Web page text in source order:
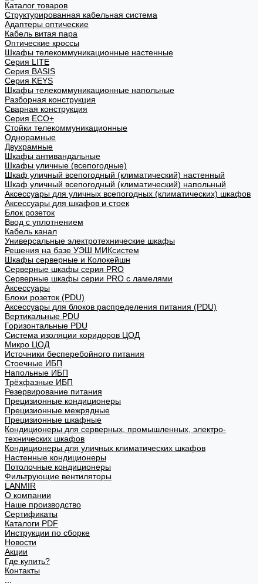
Каталог товаров
Структурированная кабельная система
Адаптеры оптические
Кабель витая пара
Оптические кроссы
Шкафы телекоммуникационные настенные
Cерия LITE
Cерия BASIS
Cерия KEYS
Шкафы телекоммуникационные напольные
Разборная конструкция
Сварная конструкция
Серия ECO+
Стойки телекоммуникационные
Однорамные
Двухрамные
Шкафы антивандальные
Шкафы уличные (всепогодные)
Шкаф уличный всепогодный (климатический) настенный
Шкаф уличный всепогодный (климатический) напольный
Аксессуары для уличных всепогодных (климатических) шкафов
Аксессуары для шкафов и стоек
Блок розеток
Ввод с уплотнением
Кабель канал
Универсальные электротехнические шкафы
Решения на базе УЭШ МИКсистем
Шкафы серверные и Колокейшн
Серверные шкафы серия PRO
Серверные шкафы серии PRO с ламелями
Аксессуары
Блоки розеток (PDU)
Аксессуары для блоков распределения питания (PDU)
Вертикальные PDU
Горизонтальные PDU
Система изоляции коридоров ЦОД
Микро ЦОД
Источники бесперебойного питания
Стоечные ИБП
Напольные ИБП
Трёхфазные ИБП
Резервирование питания
Прецизионные кондиционеры
Прецизионные межрядные
Прецизионные шкафные
Кондиционеры для серверных, промышленных, электро-
технических шкафов
Кондиционеры для уличных климатических шкафов
Настенные кондиционеры
Потолочные кондиционеры
Фильтрующие вентиляторы
LANMIR
О компании
Наше производство
Сертификаты
Каталоги PDF
Инструкции по сборке
Новости
Акции
Где купить?
Контакты